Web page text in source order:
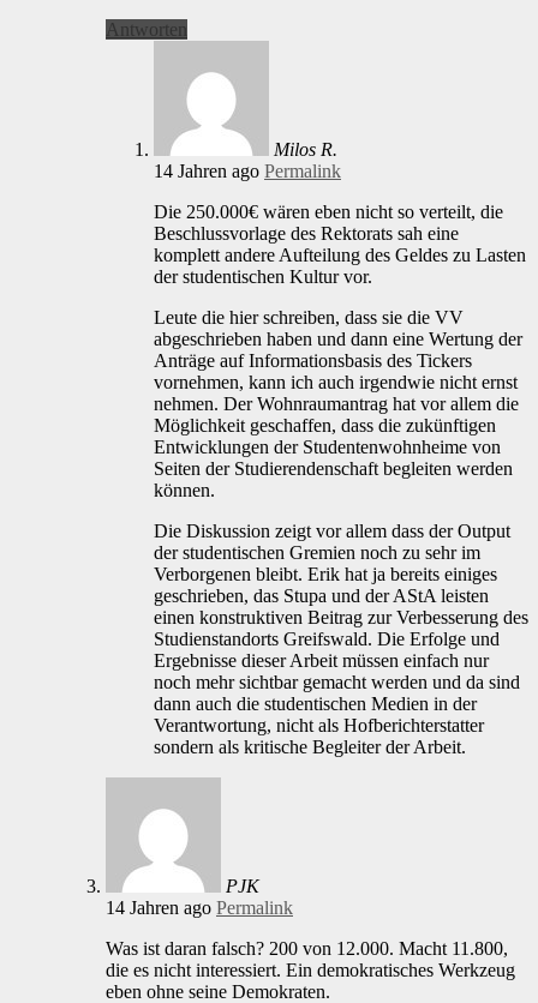
Antworten
Milos R.
14 Jahren ago Permalink
Die 250.000€ wären eben nicht so verteilt, die
Beschlussvorlage des Rektorats sah eine
komplett andere Aufteilung des Geldes zu Lasten
der studentischen Kultur vor.
Leute die hier schreiben, dass sie die VV
abgeschrieben haben und dann eine Wertung der
Anträge auf Informationsbasis des Tickers
vornehmen, kann ich auch irgendwie nicht ernst
nehmen. Der Wohnraumantrag hat vor allem die
Möglichkeit geschaffen, dass die zukünftigen
Entwicklungen der Studentenwohnheime von
Seiten der Studierendenschaft begleiten werden
können.
Die Diskussion zeigt vor allem dass der Output
der studentischen Gremien noch zu sehr im
Verborgenen bleibt. Erik hat ja bereits einiges
geschrieben, das Stupa und der AStA leisten
einen konstruktiven Beitrag zur Verbesserung des
Studienstandorts Greifswald. Die Erfolge und
Ergebnisse dieser Arbeit müssen einfach nur
noch mehr sichtbar gemacht werden und da sind
dann auch die studentischen Medien in der
Verantwortung, nicht als Hofberichterstatter
sondern als kritische Begleiter der Arbeit.
PJK
14 Jahren ago Permalink
Was ist daran falsch? 200 von 12.000. Macht 11.800,
die es nicht interessiert. Ein demokratisches Werkzeug
eben ohne seine Demokraten.